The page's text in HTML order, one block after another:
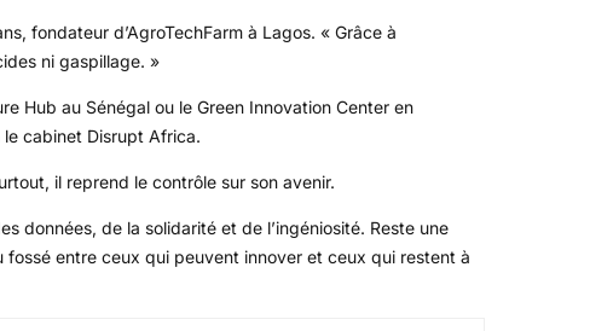
fondateur d’AgroTechFarm à Lagos. « Grâce à
ni gaspillage. »
Hub au Sénégal ou le Green Innovation Center en
cabinet Disrupt Africa.
il reprend le contrôle sur son avenir.
données, de la solidarité et de l’ingéniosité. Reste une
entre ceux qui peuvent innover et ceux qui restent à